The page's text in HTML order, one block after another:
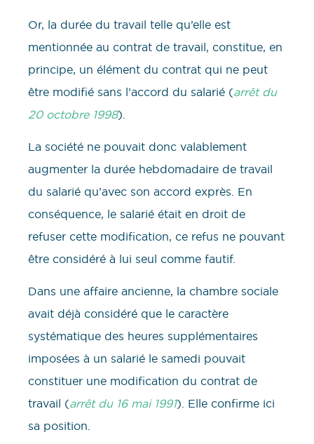
Or, la durée du travail telle qu’elle est
mentionnée au contrat de travail, constitue, en
principe, un élément du contrat qui ne peut
être modifié sans l’accord du salarié (arrêt du
20 octobre 1998).
La société ne pouvait donc valablement
augmenter la durée hebdomadaire de travail
du salarié qu’avec son accord exprès. En
conséquence, le salarié était en droit de
refuser cette modification, ce refus ne pouvant
être considéré à lui seul comme fautif.
Dans une affaire ancienne, la chambre sociale
avait déjà considéré que le caractère
systématique des heures supplémentaires
imposées à un salarié le samedi pouvait
constituer une modification du contrat de
travail (arrêt du 16 mai 1991). Elle confirme ici
sa position.